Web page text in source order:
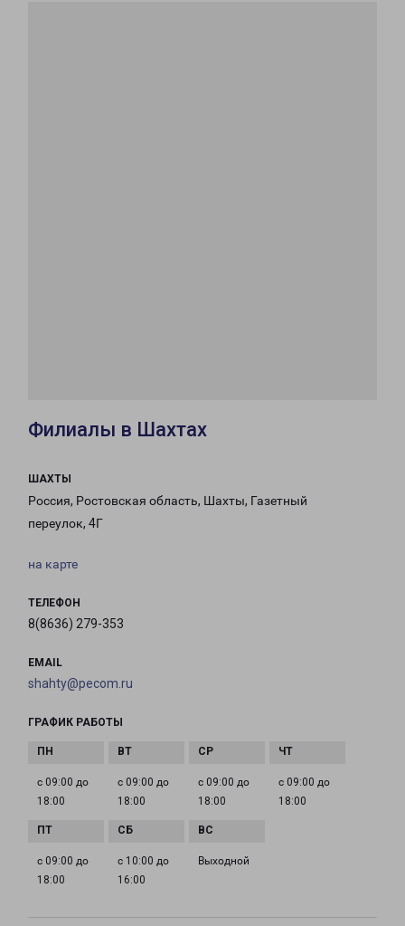
Филиалы в Шахтах
ШАХТЫ
Россия, Ростовская область, Шахты, Газетный
переулок, 4Г
на карте
ТЕЛЕФОН
8(8636) 279-353
EMAIL
shahty@pecom.ru
ГРАФИК РАБОТЫ
с 09:00 до
18:00
с 09:00 до
18:00
с 09:00 до
18:00
с 09:00 до
18:00
с 09:00 до
18:00
с 10:00 до
16:00
Выходной